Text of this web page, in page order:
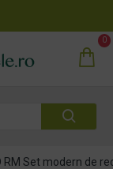
0
RM Set modern de